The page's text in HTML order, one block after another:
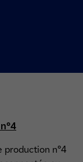
production n°4